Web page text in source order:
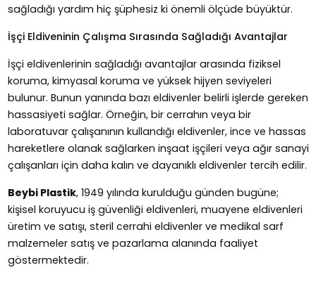
sağladığı yardım hiç şüphesiz ki önemli ölçüde büyüktür.
İşçi Eldiveninin Çalışma Sırasında Sağladığı Avantajlar
İşçi eldivenlerinin sağladığı avantajlar arasında fiziksel
koruma, kimyasal koruma ve yüksek hijyen seviyeleri
bulunur. Bunun yanında bazı eldivenler belirli işlerde gereken
hassasiyeti sağlar. Örneğin, bir cerrahın veya bir
laboratuvar çalışanının kullandığı eldivenler, ince ve hassas
hareketlere olanak sağlarken inşaat işçileri veya ağır sanayi
çalışanları için daha kalın ve dayanıklı eldivenler tercih edilir.
Beybi Plastik, 1949 yılında kurulduğu günden bugüne;
kişisel koruyucu iş güvenliği eldivenleri, muayene eldivenleri
üretim ve satışı, steril cerrahi eldivenler ve medikal sarf
malzemeler satış ve pazarlama alanında faaliyet
göstermektedir.